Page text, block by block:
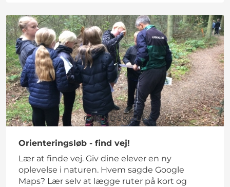
GRUNDSKOLE
Orienteringsløb - find vej!
Lær at finde vej. Giv dine elever en ny
oplevelse i naturen. Hvem sagde Google
Maps? Lær selv at lægge ruter på kort og